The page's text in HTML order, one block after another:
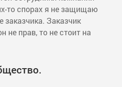
то спорах я не защищаю
заказчика. Заказчик
не прав, то не стоит на